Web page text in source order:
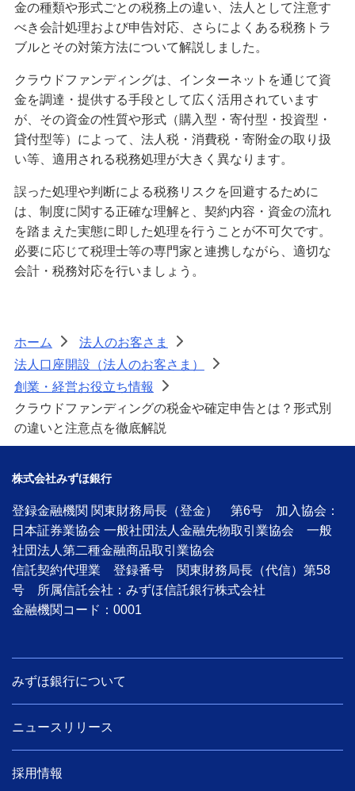
金の種類や形式ごとの税務上の違い、法人として注意す
べき会計処理および申告対応、さらによくある税務トラ
ブルとその対策方法について解説しました。
クラウドファンディングは、インターネットを通じて資
金を調達・提供する手段として広く活用されています
が、その資金の性質や形式（購入型・寄付型・投資型・
貸付型等）によって、法人税・消費税・寄附金の取り扱
い等、適用される税務処理が大きく異なります。
誤った処理や判断による税務リスクを回避するために
は、制度に関する正確な理解と、契約内容・資金の流れ
を踏まえた実態に即した処理を行うことが不可欠です。
必要に応じて税理士等の専門家と連携しながら、適切な
会計・税務対応を行いましょう。
ホーム > 法人のお客さま
>
法人口座開設（法人のお客さま）
>
創業・経営お役立ち情報
>
クラウドファンディングの税金や確定申告とは？形式別
の違いと注意点を徹底解説
株式会社みずほ銀行
登録金融機関 関東財務局長（登金） 第6号 加入協会：
日本証券業協会 一般社団法人金融先物取引業協会 一般
社団法人第二種金融商品取引業協会
信託契約代理業 登録番号 関東財務局長（代信）第58
号 所属信託会社：みずほ信託銀行株式会社
金融機関コード：0001
みずほ銀行について
ニュースリリース
採用情報